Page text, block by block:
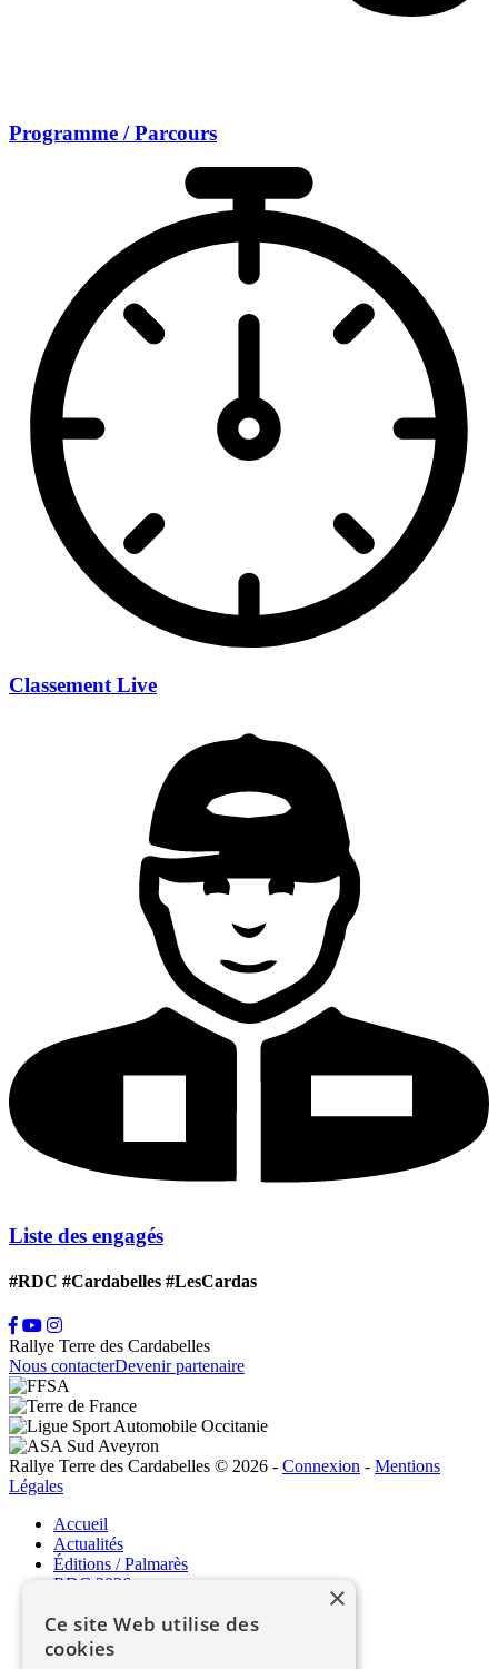
Programme / Parcours
Classement Live
Liste des engagés
#RDC #Cardabelles #LesCardas
Rallye Terre des Cardabelles
Nous contacterDevenir partenaire
Rallye Terre des Cardabelles © 2026 - Connexion - Mentions
Légales
Accueil
Actualités
Éditions / Palmarès
RDC 2026
RDC 2026
×
Ce site Web utilise des
cookies